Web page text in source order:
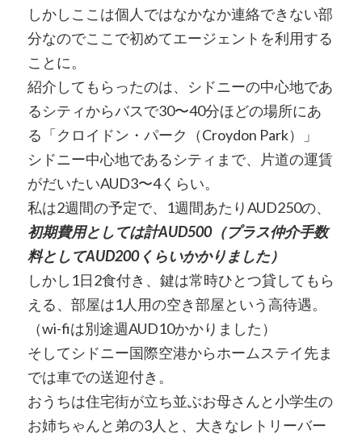
しかしここは個人ではなかなか連絡できない部
分なのでここで初めてエージェントを利用する
ことに。
紹介してもらったのは、シドニーの中心地であ
るシティからバスで30〜40分ほどの場所にあ
る「クロイドン・パーク（Croydon Park）」
シドニー中心地であるシティまで、片道の運賃
がだいたいAUD3〜4くらい。
私は2週間の予定で、1週間あたりAUD250の、
初期費用としては計AUD500（プラス仲介手数
料としてAUD200くらいかかりました）
しかし1日2食付き、鍵は常時ひとつ貸してもら
える、部屋は1人用の空き部屋という高待遇。
（wi-fiは別途週AUD10かかりました）
そしてシドニー国際空港からホームステイ先ま
では車での送迎付き。
おうちは住宅街が立ち並ぶお母さんと小学生の
お姉ちゃんと弟の3人と、大きなレトリーバー